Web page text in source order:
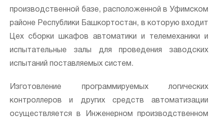
производственной базе, расположенной в Уфимском
районе Республики Башкортостан, в которую входит
Цех сборки шкафов автоматики и телемеханики и
испытательные залы для проведения заводских
испытаний поставляемых систем.
Изготовление программируемых логических
контроллеров и других средств автоматизации
осуществляется в Инженерном производственном